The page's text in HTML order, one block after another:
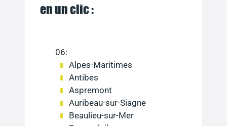
en un clic :
06:
Alpes-Maritimes
Antibes
Aspremont
Auribeau-sur-Siagne
Beaulieu-sur-Mer